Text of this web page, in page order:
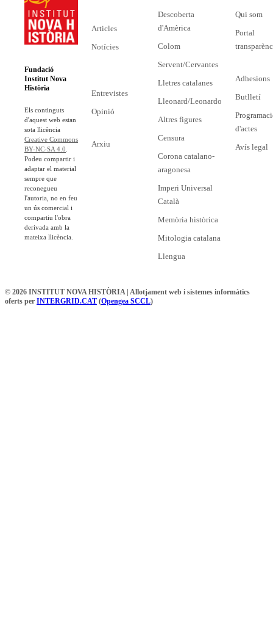
Fundació
Institut Nova
Història
Els continguts
d'aquest web estan
sota llicència
Creative Commons
BY-NC-SA 4.0
Podeu compartir i
adaptar el material
sempre que
reconegueu
l'autoria, no en feu
un ús comercial i
compartiu l'obra
derivada amb la
mateixa llicència.
Articles
Notícies
Entrevistes
Opinió
Arxiu
Descoberta
d'Amèrica
Colom
Servent/Cervantes
Lletres catalanes
Lleonard/Leonardo
Altres figures
Censura
Corona catalano-
aragonesa
Imperi Universal
Català
Memòria històrica
Mitologia catalana
Llengua
Qui som
Portal
Adhesions
Butlletí
d'actes
Avís legal
© 2026 INSTITUT NOVA HISTÒRIA | Allotjament web i sistemes informàtics
oferts per INTERGRID.CAT (Opengea SCCL)